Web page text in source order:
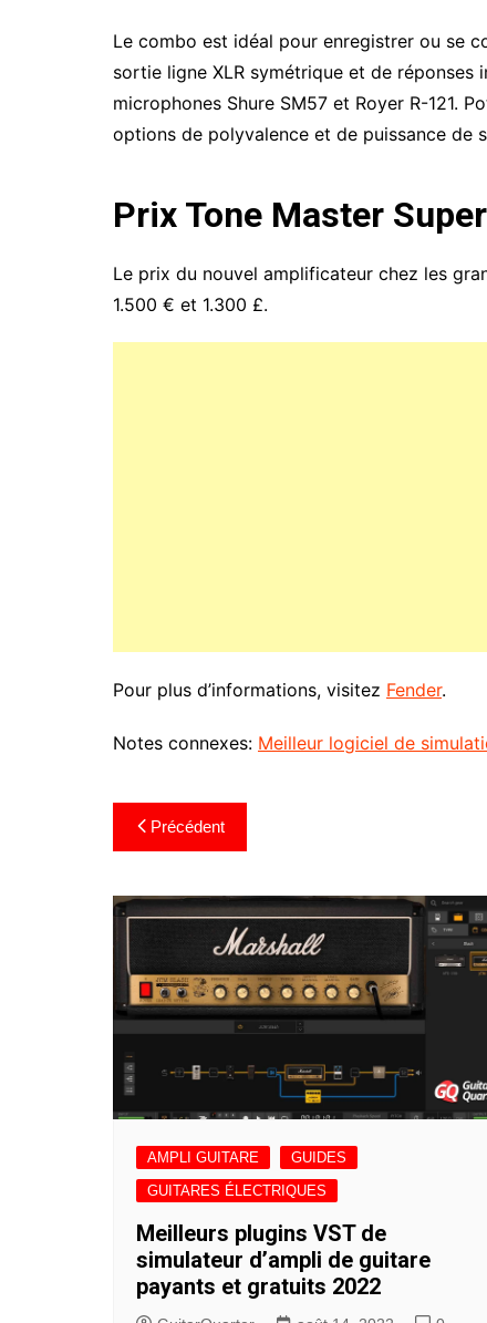
Le combo est idéal pour enregistrer ou se
sortie ligne XLR symétrique et de réponses
microphones Shure SM57 et Royer R-121.
options de polyvalence et de puissance de
Prix ​​Tone Master
Le prix du nouvel amplificateur chez les
1.500 € et 1.300 £.
Pour plus d’informations, visitez Fender.
Notes connexes: Meilleur logiciel de
Navigation
de
l’article
Précédent
AMPLI GUITARE
GUIDES
GUITARES ÉLECTRIQUES
Meilleurs plugins VST de
simulateur d’ampli de guitare
payants et gratuits 2022